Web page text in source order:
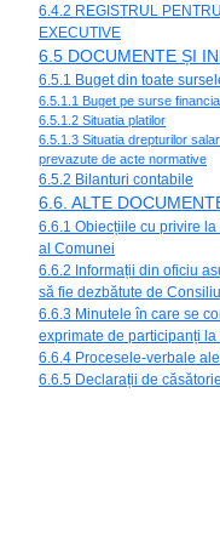
6.4.2 REGISTRUL
EXECUTIVE
6.5 DOCUMENTE ȘI
6.5.1 Buget din toate
6.5.1.1 Buget pe surse
6.5.1.2 Situatia platilor
6.5.1.3 Situatia drepturilor
prevazute de acte normative
6.5.2 Bilanturi contabile
6.6. ALTE
6.6.1 Obiecțiile cu privire
al Comunei
6.6.2 Informații din oficiu
să fie dezbătute de
6.6.3 Minutele în care se
exprimate de participanți
6.6.4 Procesele-verbale
6.6.5 Declarații de căsătorie